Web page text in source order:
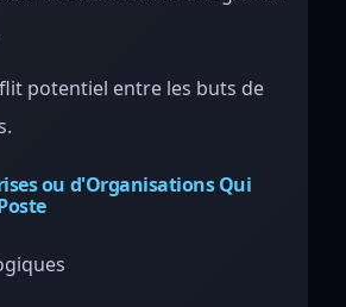
potentiel entre les buts de
ou d'Organisations Qui